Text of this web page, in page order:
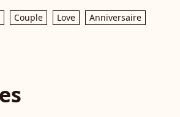
Couple Love
Anniversaire